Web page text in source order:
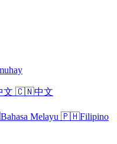
文 🇨🇳中文
Bahasa Melayu 🇵🇭Filipino